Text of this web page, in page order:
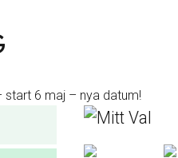
start 6 maj – nya datum!